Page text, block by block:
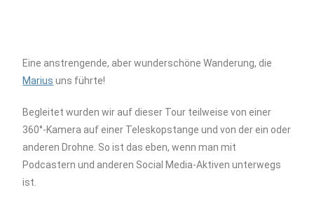
Eine anstrengende, aber wunderschöne Wanderung, die
Marius uns führte!
Begleitet wurden wir auf dieser Tour teilweise von einer
360°-Kamera auf einer Teleskopstange und von der ein oder
anderen Drohne. So ist das eben, wenn man mit
Podcastern und anderen Social Media-Aktiven unterwegs
ist.